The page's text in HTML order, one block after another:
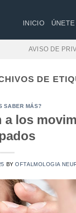
INICIO
AVISO DE
DE
SABER MÁS?
a los
BYOFTALMOLOGIA